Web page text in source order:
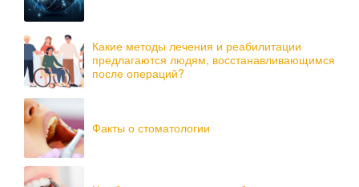
Какие методы лечения и реабилитации
предлагаются людям, восстанавливающимся
после операций?
Факты о стоматологии